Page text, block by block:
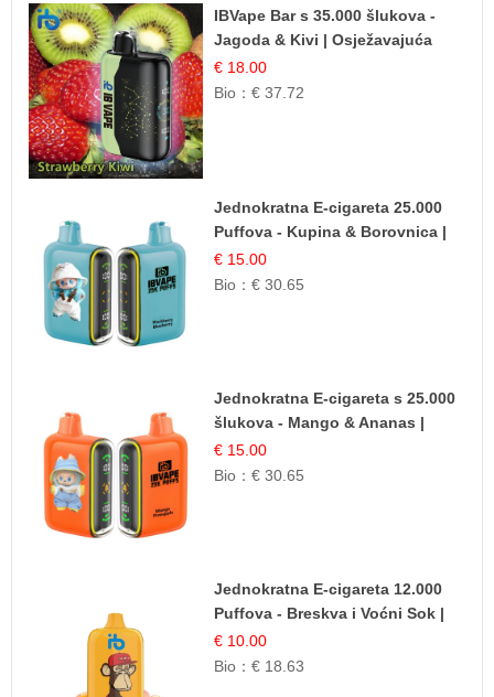
IBVape Bar s 35.000 šlukova -
Jagoda & Kivi | Osježavajuća
Voćna Mješavina
€ 18.00
Bio：€ 37.72
Jednokratna E-cigareta 25.000
Puffova - Kupina & Borovnica |
Šumska Voćna Mješavina
€ 15.00
Bio：€ 30.65
Jednokratna E-cigareta s 25.000
šlukova - Mango & Ananas |
Egzotična Voćna Mješavina
€ 15.00
Bio：€ 30.65
Jednokratna E-cigareta 12.000
Puffova - Breskva i Voćni Sok |
Osježavajuća Voćna Mješavina
€ 10.00
Bio：€ 18.63